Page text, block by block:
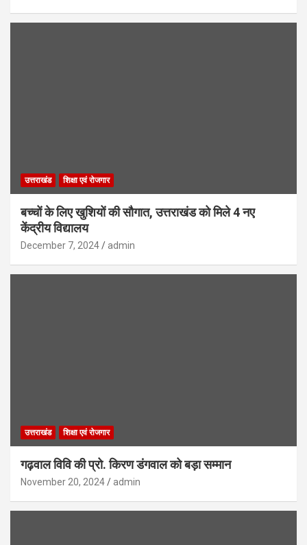
उत्तराखंड शिक्षा एवं रोजगार
बच्चों के लिए खुशियों की सौगात, उत्तराखंड को मिले 4 नए
केंद्रीय विद्यालय
December 7, 2024 admin
उत्तराखंड शिक्षा एवं रोजगार
गढ़वाल विवि की प्रो. किरण डंगवाल को बड़ा सम्मान
November 20, 2024 admin